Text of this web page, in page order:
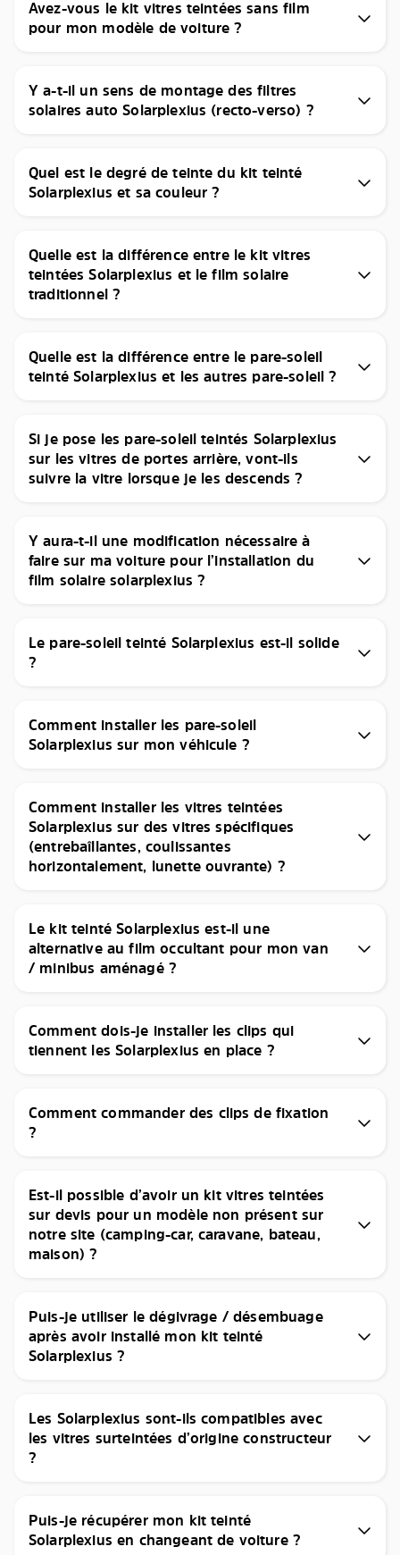
Avez-vous le kit vitres teintées sans film
pour mon modèle de voiture ?
Y a-t-il un sens de montage des filtres
solaires auto Solarplexius (recto-verso) ?
Quel est le degré de teinte du kit teinté
Solarplexius et sa couleur ?
Quelle est la différence entre le kit vitres
teintées Solarplexius et le film solaire
traditionnel ?
Quelle est la différence entre le pare-soleil
teinté Solarplexius et les autres pare-soleil ?
Si je pose les pare-soleil teintés Solarplexius
sur les vitres de portes arrière, vont-ils
suivre la vitre lorsque je les descends ?
Y aura-t-il une modification nécessaire à
faire sur ma voiture pour l’installation du
film solaire solarplexius ?
Le pare-soleil teinté Solarplexius est-il solide
?
Comment installer les pare-soleil
Solarplexius sur mon véhicule ?
Comment installer les vitres teintées
Solarplexius sur des vitres spécifiques
(entrebaîllantes, coulissantes
horizontalement, lunette ouvrante) ?
Le kit teinté Solarplexius est-il une
alternative au film occultant pour mon van
/ minibus aménagé ?
Comment dois-je installer les clips qui
tiennent les Solarplexius en place ?
Comment commander des clips de fixation
?
Est-il possible d’avoir un kit vitres teintées
sur devis pour un modèle non présent sur
notre site (camping-car, caravane, bateau,
maison) ?
Puis-je utiliser le dégivrage / désembuage
après avoir installé mon kit teinté
Solarplexius ?
Les Solarplexius sont-ils compatibles avec
les vitres surteintées d’origine constructeur
?
Puis-je récupérer mon kit teinté
Solarplexius en changeant de voiture ?